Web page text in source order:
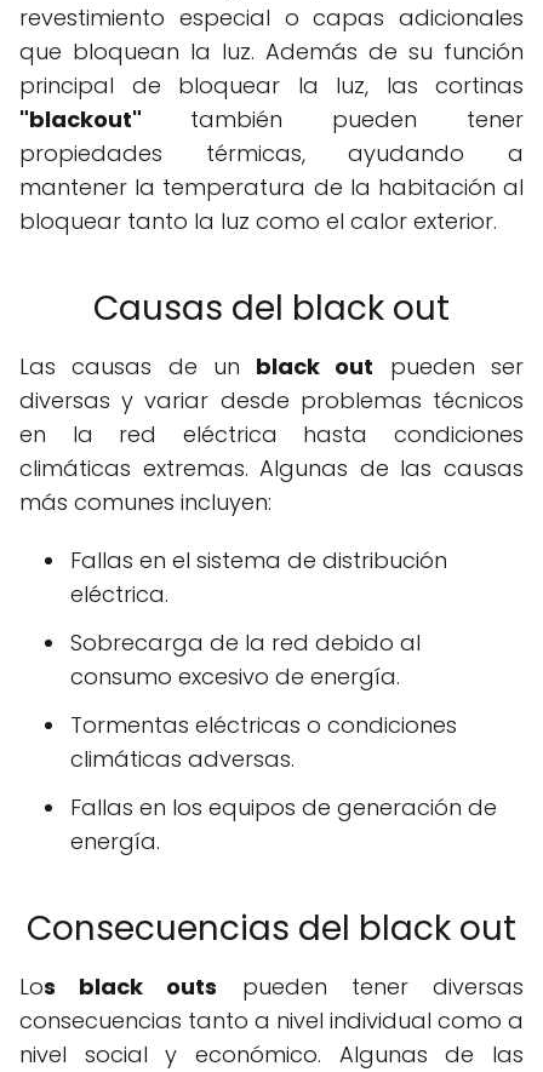
revestimiento especial o capas adicionales
que bloquean la luz. Además de su función
principal de bloquear la luz, las cortinas
"blackout" también pueden tener
propiedades térmicas, ayudando a
mantener la temperatura de la habitación al
bloquear tanto la luz como el calor exterior.
Causas del black out
Las causas de un black out pueden ser
diversas y variar desde problemas técnicos
en la red eléctrica hasta condiciones
climáticas extremas. Algunas de las causas
más comunes incluyen:
Fallas en el sistema de distribución
eléctrica.
Sobrecarga de la red debido al
consumo excesivo de energía.
Tormentas eléctricas o condiciones
climáticas adversas.
Fallas en los equipos de generación de
energía.
Consecuencias del black out
Los black outs pueden tener diversas
consecuencias tanto a nivel individual como a
nivel social y económico. Algunas de las